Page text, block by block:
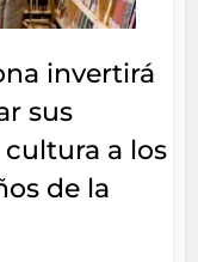
invertirá
sus
a los
de la